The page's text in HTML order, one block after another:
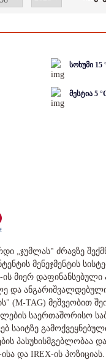
სოხუმი 15
მესტია 5
„ჯუმლას" ძრავზე
მენეჯმენტის
ის მიერ
და
(M-TAG) მეშვეობით
საერთაშორისო
საიტზე
პასუხისმგებლობაა
და IREX-ის პოზიციას.